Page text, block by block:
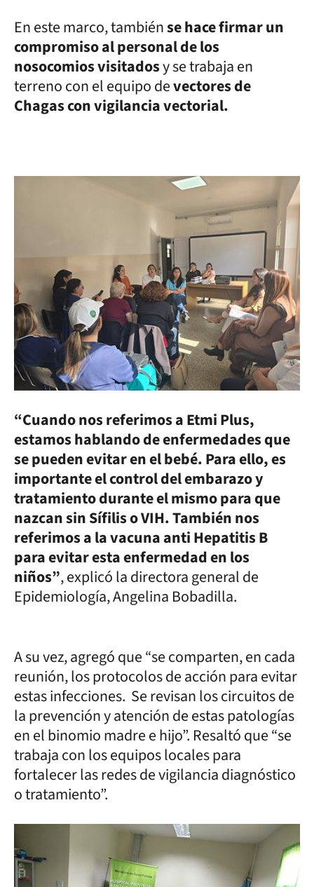
En este marco, tambiénse hace firmar un
compromiso al personal de los
nosocomios visitadosy se trabaja en
terreno con el equipo devectores de
Chagas con vigilancia vectorial.
“Cuando nos referimos a Etmi Plus,
estamos hablando de enfermedades que
se pueden evitar en el bebé. Para ello, es
importante el control del embarazo y
tratamiento durante el mismo para que
nazcan sin Sífilis o VIH. También nos
referimos a la vacuna anti Hepatitis B
para evitar esta enfermedad en los
niños”, explicó la directora general de
Epidemiología, Angelina Bobadilla.
A su vez, agregó que “se comparten, en cada
reunión, los protocolos de acción para evitar
estas infecciones. Se revisan los circuitos de
la prevención y atención de estas patologías
en el binomio madre e hijo”. Resaltó que “se
trabaja con los equipos locales para
fortalecer las redes de vigilancia diagnóstico
o tratamiento”.